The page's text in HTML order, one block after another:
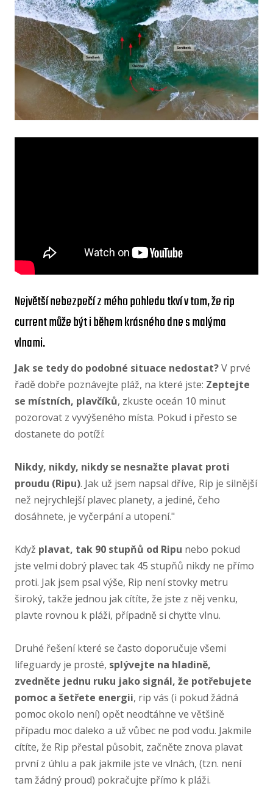
Největší nebezpečí z mého pohledu tkví v tom, že rip
current může být i během krásného dne s malýma
vlnami.
Jak se tedy do podobné situace nedostat?V prvé
řadě dobře poznávejte pláž, na které jste: Zeptejte
se místních, plavčíků, zkuste oceán 10 minut
pozorovat z vyvýšeného místa. Pokud i přesto se
dostanete do potíží:
Nikdy, nikdy, nikdy se nesnažte plavat proti
proudu (Ripu). Jak už jsem napsal dříve, Rip je silnější
než nejrychlejší plavec planety, a jediné, čeho
dosáhnete, je vyčerpání a utopení."
Když plavat, tak 90 stupňů od Ripu nebo pokud
jste velmi dobrý plavec tak 45 stupňů nikdy ne přímo
proti. Jak jsem psal výše, Rip není stovky metru
široký, takže jednou jak cítíte, že jste z něj venku,
plavte rovnou k pláži, případně si chyťte vlnu.
Druhé řešení které se často doporučuje všemi
lifeguardy je prosté, splývejte na hladině,
zvedněte jednu ruku jako signál, že potřebujete
pomoc a šetřete energii, rip vás (i pokud žádná
pomoc okolo není) opět neodtáhne ve většině
případu moc daleko a už vůbec ne pod vodu. Jakmile
cítíte, že Rip přestal působit, začněte znova plavat
první z úhlu a pak jakmile jste ve vlnách, (tzn. není
tam žádný proud) pokračujte přímo k pláži.